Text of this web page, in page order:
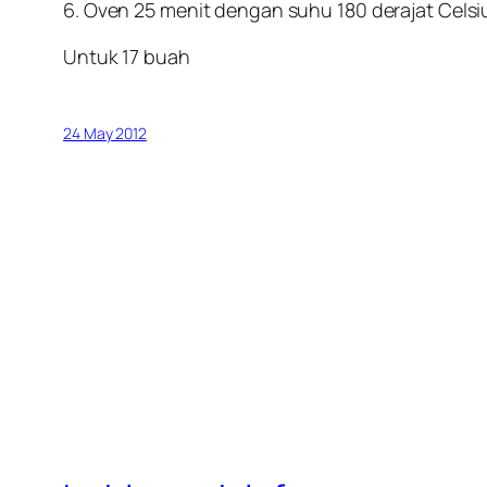
6. Oven 25 menit dengan suhu 180 derajat
Untuk 17 buah
24 May 2012